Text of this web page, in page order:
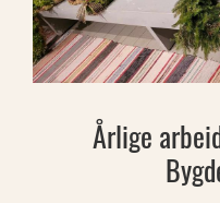
Årlige